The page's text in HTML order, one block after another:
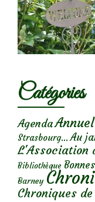
Catégories
Agenda
Strasbourg... Au
L'Association
Bibliothèque
Barney
Chroniques